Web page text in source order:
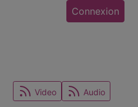
Connexion
Audio
Video